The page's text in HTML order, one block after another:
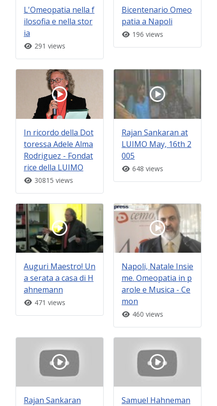
L'Omeopatia nella f
ilosofia e nella stor
ia
291 views
Bicentenario Omeo
patia a Napoli
196 views
In ricordo della Dot
toressa Adele Alma
Rodriguez - Fondat
rice della LUIMO
30815 views
Rajan Sankaran at
LUIMO May, 16th 2
005
648 views
Auguri Maestro! Un
a serata a casa di H
ahnemann
471 views
Napoli, Natale Insie
me. Omeopatia in p
arole e Musica - Ce
mon
460 views
Rajan Sankaran
Samuel Hahneman